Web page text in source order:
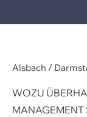
Alsbach /
WOZU
MANAGEMENT